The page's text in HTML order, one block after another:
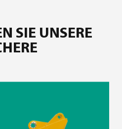
SIE UNSERE